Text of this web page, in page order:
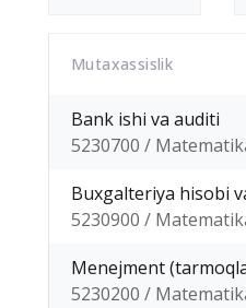
Mutaxassislik
Bank ishi va auditi
5230700 /
Buxgalteriya hisobi
5230900 /
Menejment
5230200 /